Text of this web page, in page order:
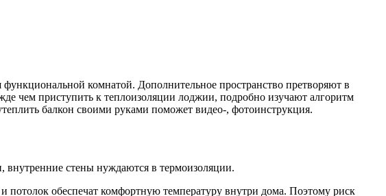
комнатой. Дополнительное пространство претворяют в
чем приступить к теплоизоляции лоджии, подробно изучают алгоритм
балкон своими руками поможет видео-, фотоинструкция.
внутренние стены нуждаются в термоизоляции.
потолок обеспечат комфортную температуру внутри дома. Поэтому риск